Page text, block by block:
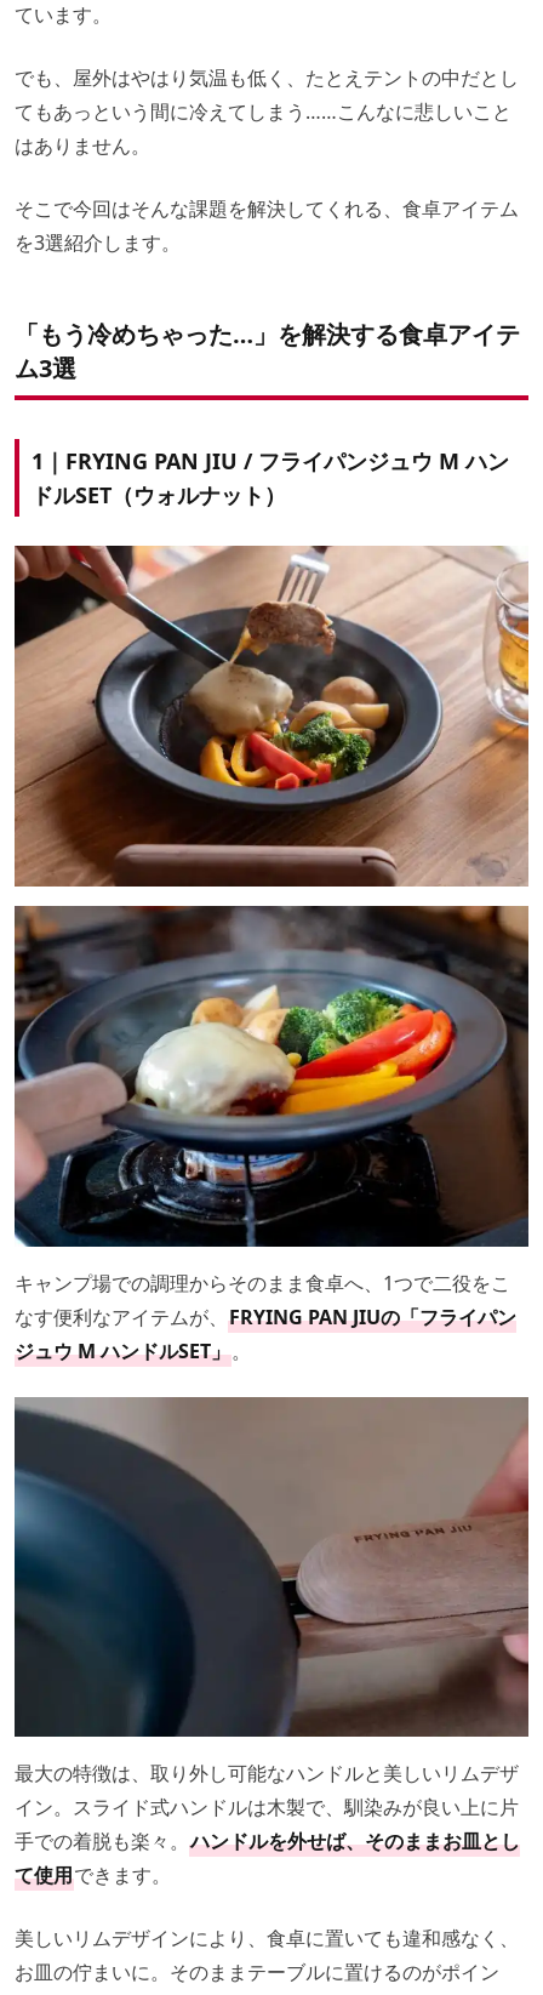
ています。
でも、屋外はやはり気温も低く、たとえテントの中だとし
てもあっという間に冷えてしまう……こんなに悲しいこと
はありません。
そこで今回はそんな課題を解決してくれる、食卓アイテム
を3選紹介します。
「もう冷めちゃった…」を解決する食卓アイテ
ム3選
1｜FRYING PAN JIU / フライパンジュウ M ハン
ドルSET（ウォルナット）
キャンプ場での調理からそのまま食卓へ、1つで二役をこ
なす便利なアイテムが、 FRYING PAN JIUの「フライパン
ジュウ M ハンドルSET」。
最大の特徴は、取り外し可能なハンドルと美しいリムデザ
イン。スライド式ハンドルは木製で、馴染みが良い上に片
手での着脱も楽々。 ハンドルを外せば、そのままお皿とし
て使用できます。
美しいリムデザインにより、食卓に置いても違和感なく、
お皿の佇まいに。そのままテーブルに置けるのがポイン